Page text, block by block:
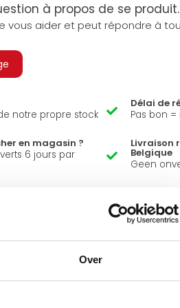
Over
à propos de se produit.
vous aider et peut répondre à
notre propre stock
Délai de
Pas bon
en magasin ?
6 jours par
Livraison
Belgique
Geen